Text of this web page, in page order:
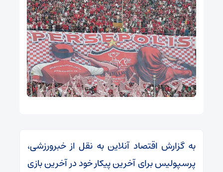
به گزارش اقتصاد آنلاین به نقل از خبرورزشی،
پرسپولیس برای آخرین پیکار خود در آخرین بازی